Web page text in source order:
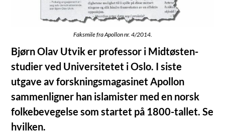
Faksmile fra Apollon nr. 4/2014.
Bjørn Olav Utvik er professor i Midtøsten-
studier ved Universitetet i Oslo. I siste
utgave av forskningsmagasinet Apollon
sammenligner han islamister med en norsk
folkebevegelse som startet på 1800-tallet. Se
hvilken.